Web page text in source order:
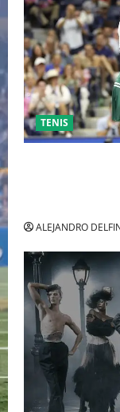
TENIS
ALEJANDRO